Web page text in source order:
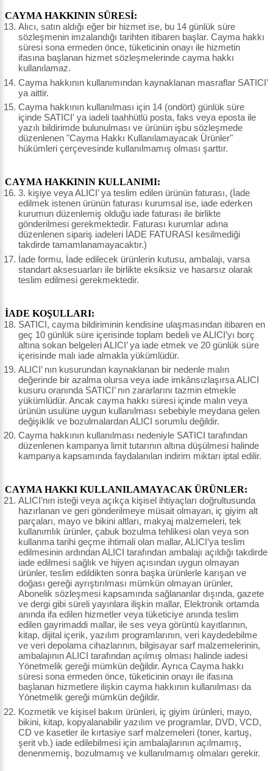
CAYMA HAKKININ SÜRESİ:
Alıcı, satın aldığı eğer bir hizmet ise, bu 14 günlük süre
sözleşmenin imzalandığı tarihten itibaren başlar. Cayma hakkı
süresi sona ermeden önce, tüketicinin onayı ile hizmetin
ifasına başlanan hizmet sözleşmelerinde cayma hakkı
kullanılamaz.
Cayma hakkının kullanımından kaynaklanan masraflar SATICI’
ya aittir.
Cayma hakkının kullanılması için 14 (ondört) günlük süre
içinde SATICI' ya iadeli taahhütlü posta, faks veya eposta ile
yazılı bildirimde bulunulması ve ürünün işbu sözleşmede
düzenlenen "Cayma Hakkı Kullanılamayacak Ürünler"
hükümleri çerçevesinde kullanılmamış olması şarttır.
CAYMA HAKKININ KULLANIMI:
3. kişiye veya ALICI’ ya teslim edilen ürünün faturası, (İade
edilmek istenen ürünün faturası kurumsal ise, iade ederken
kurumun düzenlemiş olduğu iade faturası ile birlikte
gönderilmesi gerekmektedir. Faturası kurumlar adına
düzenlenen sipariş iadeleri İADE FATURASI kesilmediği
takdirde tamamlanamayacaktır.)
İade formu, İade edilecek ürünlerin kutusu, ambalajı, varsa
standart aksesuarları ile birlikte eksiksiz ve hasarsız olarak
teslim edilmesi gerekmektedir.
İADE KOŞULLARI:
SATICI, cayma bildiriminin kendisine ulaşmasından itibaren en
geç 10 günlük süre içerisinde toplam bedeli ve ALICI’yı borç
altına sokan belgeleri ALICI’ ya iade etmek ve 20 günlük süre
içerisinde malı iade almakla yükümlüdür.
ALICI’ nın kusurundan kaynaklanan bir nedenle malın
değerinde bir azalma olursa veya iade imkânsızlaşırsa ALICI
kusuru oranında SATICI’ nın zararlarını tazmin etmekle
yükümlüdür. Ancak cayma hakkı süresi içinde malın veya
ürünün usulüne uygun kullanılması sebebiyle meydana gelen
değişiklik ve bozulmalardan ALICI sorumlu değildir.
Cayma hakkının kullanılması nedeniyle SATICI tarafından
düzenlenen kampanya limit tutarının altına düşülmesi halinde
kampanya kapsamında faydalanılan indirim miktarı iptal edilir.
CAYMA HAKKI KULLANILAMAYACAK ÜRÜNLER:
ALICI’nın isteği veya açıkça kişisel ihtiyaçları doğrultusunda
hazırlanan ve geri gönderilmeye müsait olmayan, iç giyim alt
parçaları, mayo ve bikini altları, makyaj malzemeleri, tek
kullanımlık ürünler, çabuk bozulma tehlikesi olan veya son
kullanma tarihi geçme ihtimali olan mallar, ALICI’ya teslim
edilmesinin ardından ALICI tarafından ambalajı açıldığı takdirde
iade edilmesi sağlık ve hijyen açısından uygun olmayan
ürünler, teslim edildikten sonra başka ürünlerle karışan ve
doğası gereği ayrıştırılması mümkün olmayan ürünler,
Abonelik sözleşmesi kapsamında sağlananlar dışında, gazete
ve dergi gibi süreli yayınlara ilişkin mallar, Elektronik ortamda
anında ifa edilen hizmetler veya tüketiciye anında teslim
edilen gayrimaddi mallar, ile ses veya görüntü kayıtlarının,
kitap, dijital içerik, yazılım programlarının, veri kaydedebilme
ve veri depolama cihazlarının, bilgisayar sarf malzemelerinin,
ambalajının ALICI tarafından açılmış olması halinde iadesi
Yönetmelik gereği mümkün değildir. Ayrıca Cayma hakkı
süresi sona ermeden önce, tüketicinin onayı ile ifasına
başlanan hizmetlere ilişkin cayma hakkının kullanılması da
Yönetmelik gereği mümkün değildir.
Kozmetik ve kişisel bakım ürünleri, iç giyim ürünleri, mayo,
bikini, kitap, kopyalanabilir yazılım ve programlar, DVD, VCD,
CD ve kasetler ile kırtasiye sarf malzemeleri (toner, kartuş,
şerit vb.) iade edilebilmesi için ambalajlarının açılmamış,
denenmemiş, bozulmamış ve kullanılmamış olmaları gerekir.